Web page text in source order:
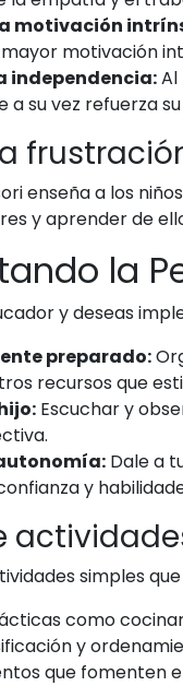
motivación
motivación
independencia:Al
a su vez refuerza
enseña a los
y aprender de
la
y deseas
preparado:
recursos que
Escuchar y
Dale a
y
simples
como
y
que fomenten